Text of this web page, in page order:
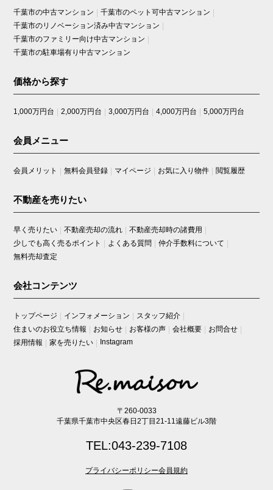
千葉市の中古マンション
千葉市のペット可中古マンション
千葉市のリノベーション済み中古マンション
千葉市のファミリー向け中古マンション
千葉市の駐車場有り中古マンション
価格から探す
1,000万円台 2,000万円台 3,000万円台 4,000万円台 5,000万円台
会員メニュー
会員メリット 無料会員登録 マイページ お気に入り物件 閲覧履歴
不動産を売りたい
早く売りたい 不動産売却の流れ
不動産売却時の諸費用
少しでも高く売るポイント
よくある質問
仲介手数料について
無料売却査定
会社コンテンツ
トップページ インフォメーション
スタッフ紹介
住まいのお役立ち情報
お知らせ お客様の声 会社概要
お問合せ
採用情報
家を売りたい Instagram
〒260-0033
千葉県千葉市中央区春日2丁目21-11遠藤ビル3階
TEL:043-239-7108
プライバシーポリシー会員規約